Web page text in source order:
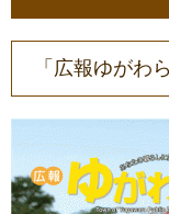
「広報ゆがわ